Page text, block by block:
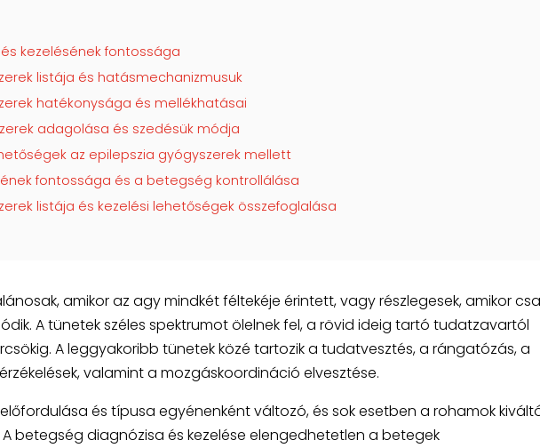
kezelésének fontossága
listája és hatásmechanizmusuk
hatékonysága és mellékhatásai
adagolása és szedésük módja
az epilepszia gyógyszerek mellett
fontossága és a betegség kontrollálása
listája és kezelési lehetőségek összefoglalása
amikor az agy mindkét féltekéje érintett, vagy részlegesek, amikor
A tünetek széles spektrumot ölelnek fel, a rövid ideig tartó tudatzavartól
A leggyakoribb tünetek közé tartozik a tudatvesztés, a rángatózás, a
valamint a mozgáskoordináció elvesztése.
és típusa egyénenként változó, és sok esetben a rohamok
A betegség diagnózisa és kezelése elengedhetetlen a betegek